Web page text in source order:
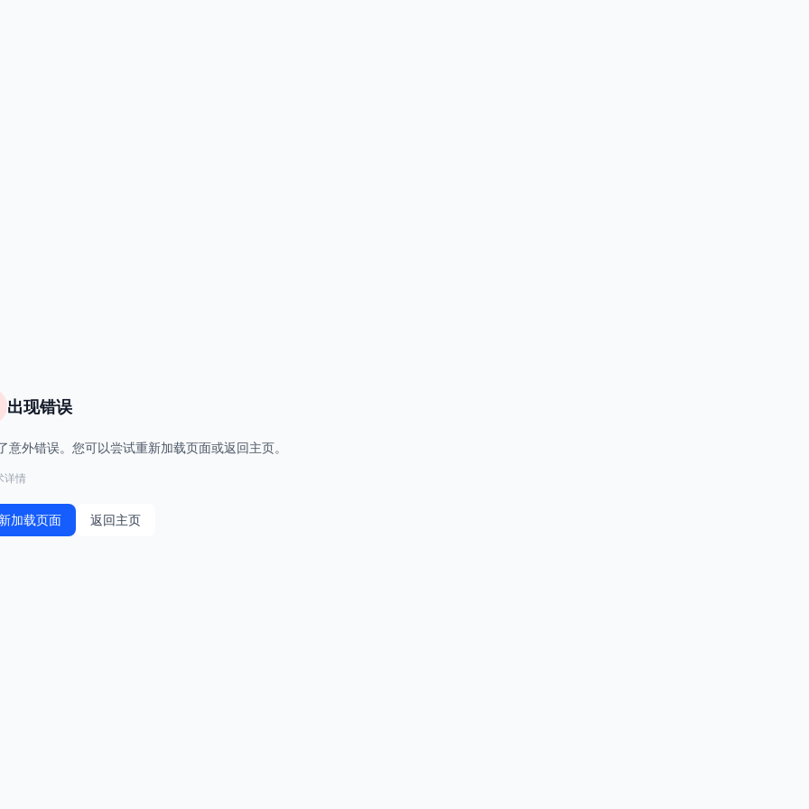
出现错误
意外错误。您可以尝试重新加载页面或返回主页。
详情
加载页面 返回主页